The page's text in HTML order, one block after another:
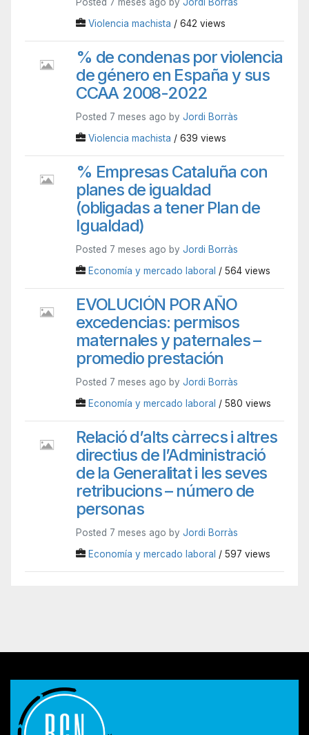
Violencia machista / 642 views
% de condenas por violencia
de género en España y sus
CCAA 2008-2022
Posted 7 meses ago by Jordi Borràs
Violencia machista / 639 views
% Empresas Cataluña con
planes de igualdad
(obligadas a tener Plan de
Igualdad)
Posted 7 meses ago by Jordi Borràs
Economía y mercado laboral / 564 views
EVOLUCIÓN POR AÑO
excedencias: permisos
maternales y paternales –
promedio prestación
Posted 7 meses ago by Jordi Borràs
Economía y mercado laboral / 580 views
Relació d’alts càrrecs i altres
directius de l’Administració
de la Generalitat i les seves
retribucions – número de
personas
Posted 7 meses ago by Jordi Borràs
Economía y mercado laboral / 597 views